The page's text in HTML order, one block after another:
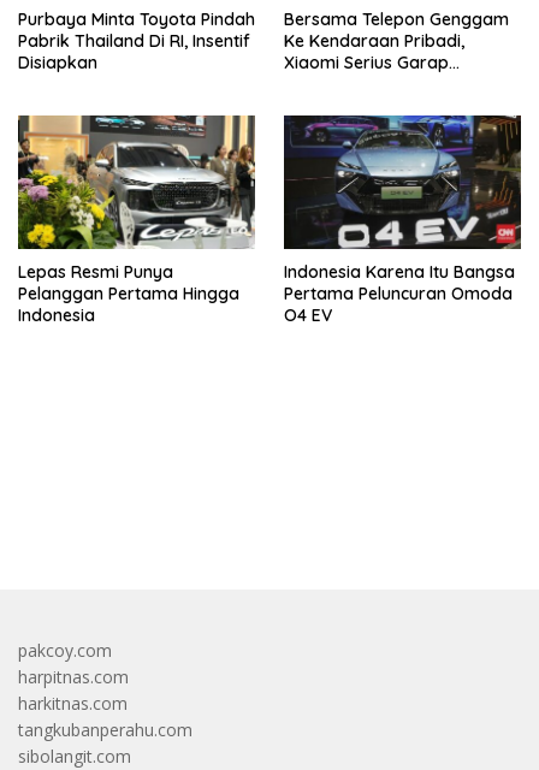
Purbaya Minta Toyota Pindah
Pabrik Thailand Di RI, Insentif
Disiapkan
Bersama Telepon Genggam
Ke Kendaraan Pribadi,
Xiaomi Serius Garap
Lepas Resmi Punya
Pelanggan Pertama Hingga
Indonesia
Indonesia Karena Itu Bangsa
Pertama Peluncuran Omoda
O4 EV
pakcoy.com
harpitnas.com
harkitnas.com
tangkubanperahu.com
sibolangit.com